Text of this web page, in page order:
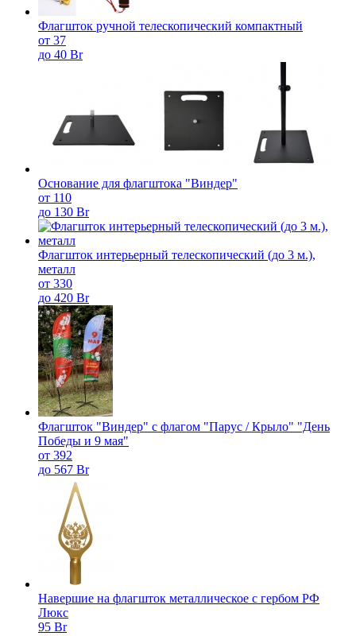
Флагшток ручной телескопический компактный
от 37
до 40 Br
Основание для флагштока "Виндер"
от 110
до 130 Br
Флагшток интерьерный телескопический (до 3 м.),
металл
от 330
до 420 Br
Флагшток "Виндер" с флагом "Парус / Крыло" "День
Победы и 9 мая"
от 392
до 567 Br
Навершие на флагшток металлическое с гербом РФ
Люкс
95 Br